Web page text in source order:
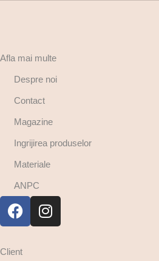
Afla mai multe
Despre noi
Contact
Magazine
Ingrijirea produselor
Materiale
ANPC
Client